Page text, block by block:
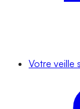
Votre veille